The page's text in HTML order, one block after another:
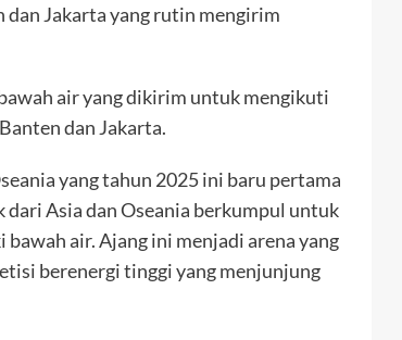
dan Jakarta yang rutin mengirim
air yang dikirim untuk mengikuti
dan Jakarta.
yang tahun 2025 ini baru pertama
Asia dan Oseania berkumpul untuk
air. Ajang ini menjadi arena yang
berenergi tinggi yang menjunjung